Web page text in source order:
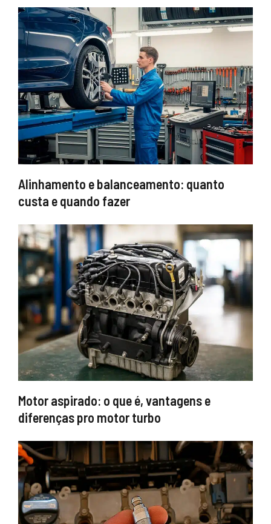
Alinhamento e balanceamento: quanto
custa e quando fazer
Motor aspirado: o que é, vantagens e
diferenças pro motor turbo